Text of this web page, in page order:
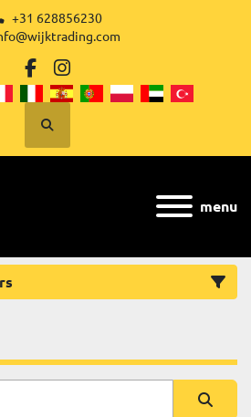
+31 628856230
facebook
instagram
Zoek
menu